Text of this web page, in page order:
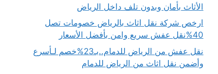
الأثاث بأمان وبدون تلف داخل الرياض
ارخص شركة نقل اثاث بالرياض خصومات تصل
40%نقل عفش سريع وامن بأفضل الأسعار
نقل عفش من الرياض للدمام..بـ23%خصم لـأسرع
وأضمن نقل اثاث من الرياض للدمام